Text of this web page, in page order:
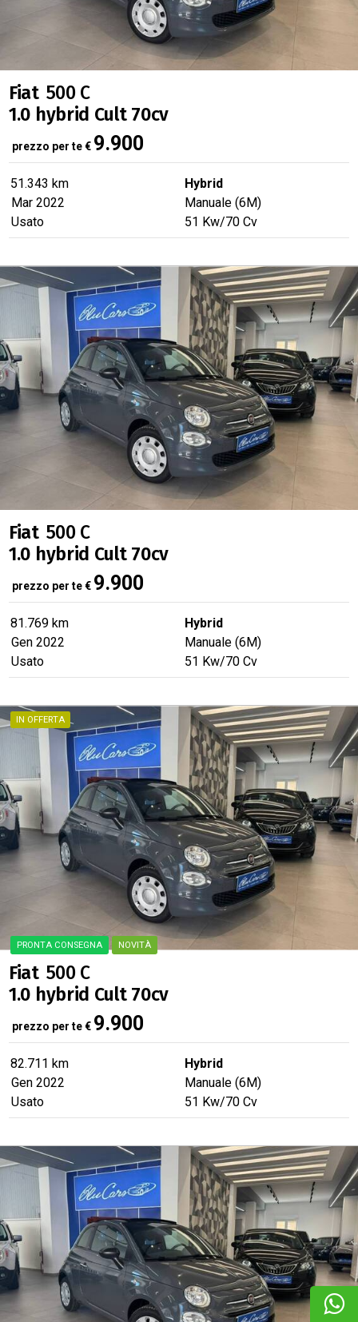
Fiat 500 C
1.0 hybrid Cult 70cv
prezzo per te€ 9.900
51.343 km
Hybrid
Mar 2022
Manuale (6M)
Usato
51 Kw/70 Cv
Fiat 500 C
1.0 hybrid Cult 70cv
prezzo per te€ 9.900
81.769 km
Hybrid
Gen 2022
Manuale (6M)
Usato
51 Kw/70 Cv
Fiat 500 C
1.0 hybrid Cult 70cv
prezzo per te€ 9.900
82.711 km
Hybrid
Gen 2022
Manuale (6M)
Usato
51 Kw/70 Cv